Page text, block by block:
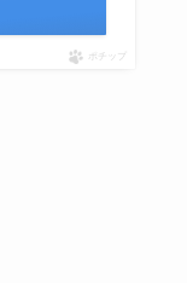
ポチップ